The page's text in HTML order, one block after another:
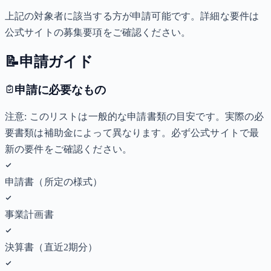
上記の対象者に該当する方が申請可能です。詳細な要件は
公式サイトの募集要項をご確認ください。
📝申請ガイド
申請に必要なもの
注意: このリストは一般的な申請書類の目安です。実際の必
要書類は補助金によって異なります。必ず公式サイトで最
新の要件をご確認ください。
申請書（所定の様式）
事業計画書
決算書（直近2期分）